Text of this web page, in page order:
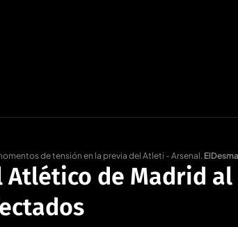
Atlético de Madrid al
de tensión en la previa del Atleti - Arsenal.